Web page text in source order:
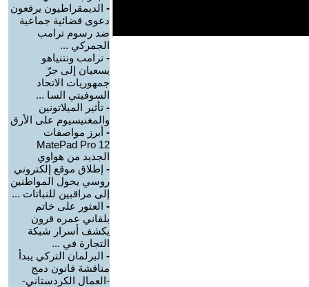
- الديمقراطيون يرفعون
دعوى قضائية جماعية
ضد رسوم ترامب
الجمركي ...
- ترامب ونتنياهو
يسعيان إلى جرّ
جمهوريات الاتحاد
السوفيتي السا ...
- تأثير الميلاتونين
والمغنيسيوم على الأرق
- أبرز مواصفات
MatePad Pro 12
الجديد من هواوي
- إطلاق موقع إلكتروني
روسي يحول المواطنين
إلى مراقبين للنباتات ...
- العثور على خاتم
بلقاني عمره قرون
يكشف أسرار شبكة
التجارة في ...
- البرلمان التركي يبدأ
مناقشة قانون دمج
-العمال الكردستاني-